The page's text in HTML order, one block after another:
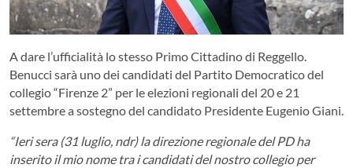
A dare l’ufficialità lo stesso Primo Cittadino di Reggello.
Benucci sarà uno dei candidati del Partito Democratico del
collegio “Firenze 2” per le elezioni regionali del 20 e 21
settembre a sostegno del candidato Presidente Eugenio Giani.
“Ieri sera (31 luglio, ndr) la direzione regionale del PD ha
inserito il mio nome tra i candidati del nostro collegio per